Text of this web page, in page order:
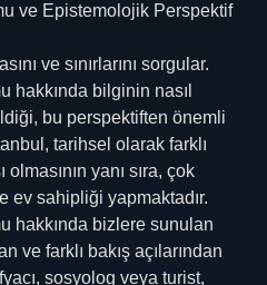
ve Epistemolojik Perspektif
ve sınırlarını sorgular.
hakkında bilginin nasıl
bu perspektiften önemli
tarihsel olarak farklı
yanı sıra, çok
ev sahipliği yapmaktadır.
hakkında bizlere sunulan
ve farklı bakış açılarından
sosyolog veya turist,